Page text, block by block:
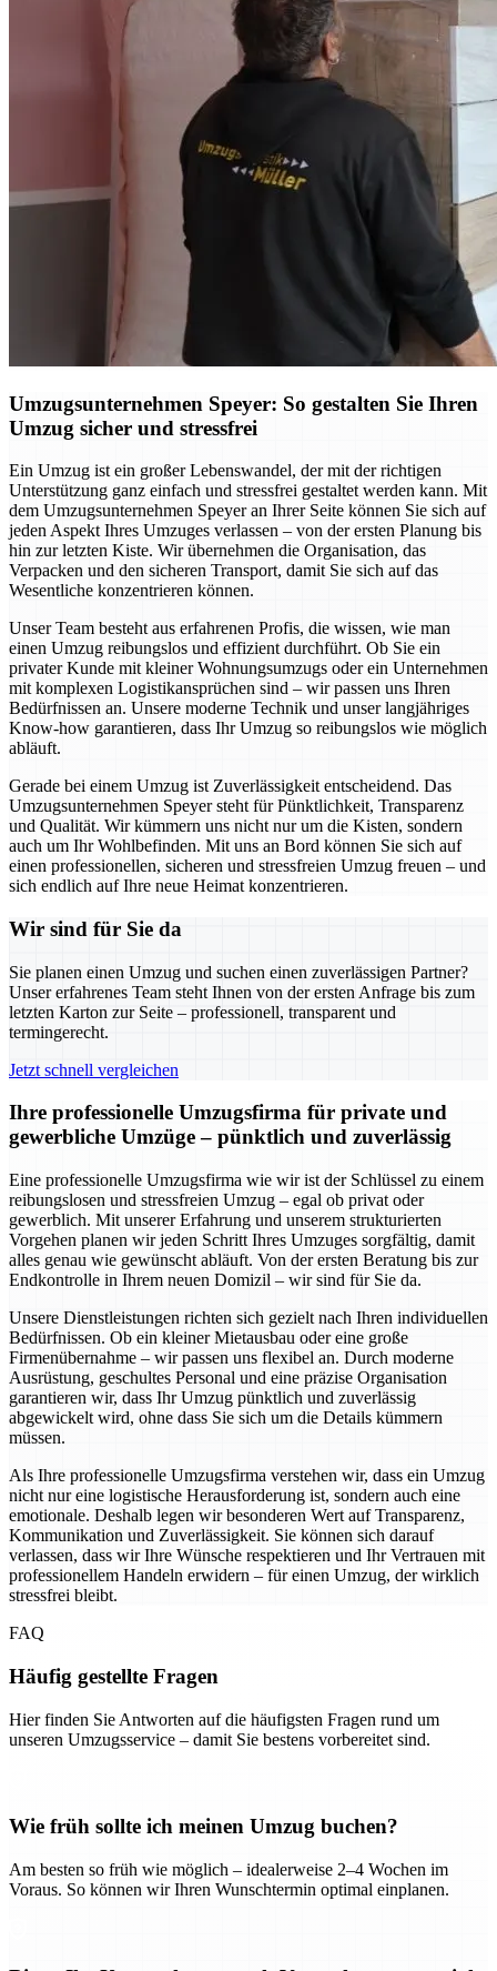
Umzugsunternehmen Speyer: So gestalten Sie Ihren
Umzug sicher und stressfrei
Ein Umzug ist ein großer Lebenswandel, der mit der richtigen
Unterstützung ganz einfach und stressfrei gestaltet werden kann. Mit
dem Umzugsunternehmen Speyer an Ihrer Seite können Sie sich auf
jeden Aspekt Ihres Umzuges verlassen – von der ersten Planung bis
hin zur letzten Kiste. Wir übernehmen die Organisation, das
Verpacken und den sicheren Transport, damit Sie sich auf das
Wesentliche konzentrieren können.
Unser Team besteht aus erfahrenen Profis, die wissen, wie man
einen Umzug reibungslos und effizient durchführt. Ob Sie ein
privater Kunde mit kleiner Wohnungsumzugs oder ein Unternehmen
mit komplexen Logistikansprüchen sind – wir passen uns Ihren
Bedürfnissen an. Unsere moderne Technik und unser langjähriges
Know-how garantieren, dass Ihr Umzug so reibungslos wie möglich
abläuft.
Gerade bei einem Umzug ist Zuverlässigkeit entscheidend. Das
Umzugsunternehmen Speyer steht für Pünktlichkeit, Transparenz
und Qualität. Wir kümmern uns nicht nur um die Kisten, sondern
auch um Ihr Wohlbefinden. Mit uns an Bord können Sie sich auf
einen professionellen, sicheren und stressfreien Umzug freuen – und
sich endlich auf Ihre neue Heimat konzentrieren.
Wir sind für Sie da
Sie planen einen Umzug und suchen einen zuverlässigen Partner?
Unser erfahrenes Team steht Ihnen von der ersten Anfrage bis zum
letzten Karton zur Seite – professionell, transparent und
termingerecht.
Jetzt schnell vergleichen
Ihre professionelle Umzugsfirma für private und
gewerbliche Umzüge – pünktlich und zuverlässig
Eine professionelle Umzugsfirma wie wir ist der Schlüssel zu einem
reibungslosen und stressfreien Umzug – egal ob privat oder
gewerblich. Mit unserer Erfahrung und unserem strukturierten
Vorgehen planen wir jeden Schritt Ihres Umzuges sorgfältig, damit
alles genau wie gewünscht abläuft. Von der ersten Beratung bis zur
Endkontrolle in Ihrem neuen Domizil – wir sind für Sie da.
Unsere Dienstleistungen richten sich gezielt nach Ihren individuellen
Bedürfnissen. Ob ein kleiner Mietausbau oder eine große
Firmenübernahme – wir passen uns flexibel an. Durch moderne
Ausrüstung, geschultes Personal und eine präzise Organisation
garantieren wir, dass Ihr Umzug pünktlich und zuverlässig
abgewickelt wird, ohne dass Sie sich um die Details kümmern
müssen.
Als Ihre professionelle Umzugsfirma verstehen wir, dass ein Umzug
nicht nur eine logistische Herausforderung ist, sondern auch eine
emotionale. Deshalb legen wir besonderen Wert auf Transparenz,
Kommunikation und Zuverlässigkeit. Sie können sich darauf
verlassen, dass wir Ihre Wünsche respektieren und Ihr Vertrauen mit
professionellem Handeln erwidern – für einen Umzug, der wirklich
stressfrei bleibt.
FAQ
Häufig gestellte Fragen
Hier finden Sie Antworten auf die häufigsten Fragen rund um
unseren Umzugsservice – damit Sie bestens vorbereitet sind.
Wie früh sollte ich meinen Umzug buchen?
Am besten so früh wie möglich – idealerweise 2–4 Wochen im
Voraus. So können wir Ihren Wunschtermin optimal einplanen.